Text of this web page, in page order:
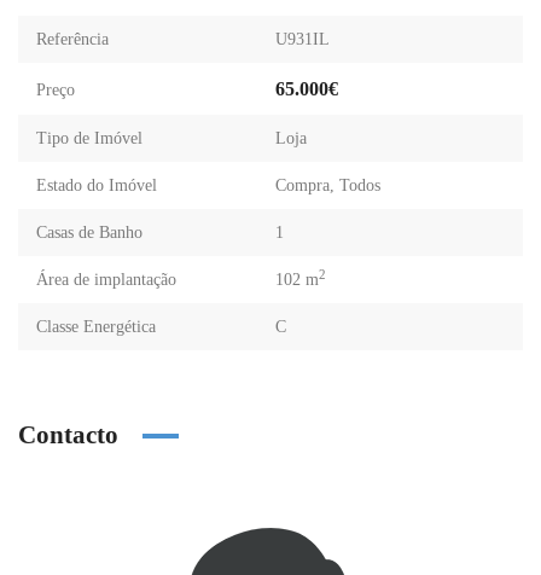
Referência U931IL
Preço 65.000€
Tipo de Imóvel Loja
Estado do Imóvel Compra, Todos
Casas de Banho 1
Área de implantação 102 m2
Classe Energética C
Contacto